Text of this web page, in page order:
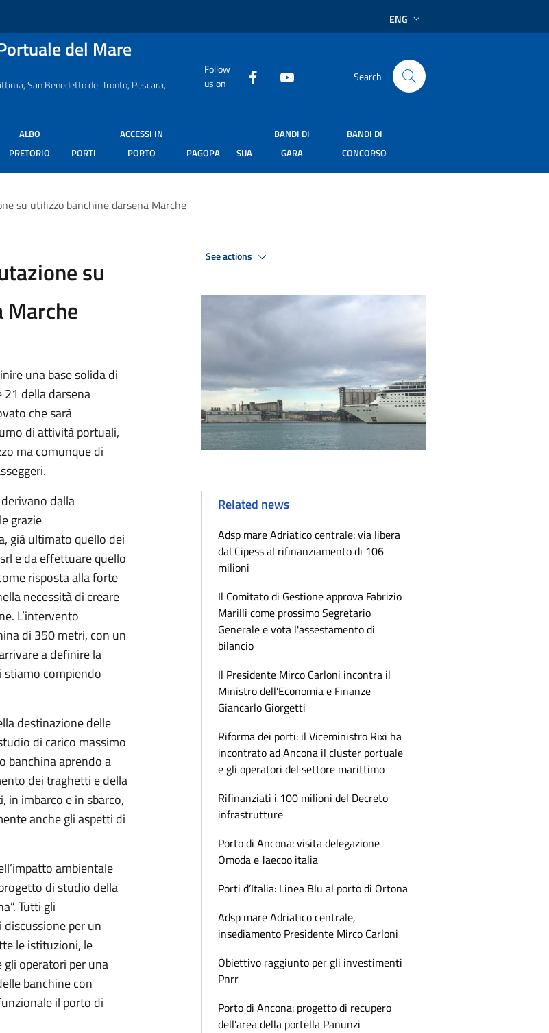
ENG
del Mare
San Benedetto del Tronto, Pescara,
Follow
us on
Search
ALBO
PRETORIO
PORTI
ACCESSI IN
PORTO
PAGOPA SUA
BANDI DI
GARA
BANDI DI
CONCORSO
su utilizzo banchine darsena Marche
su
Marche
una base solida di
della darsena
che sarà
di attività portuali,
ma comunque di
dalla
grazie
già ultimato quello dei
e da effettuare quello
risposta alla forte
necessità di creare
L’intervento
di 350 metri, con un
a definire la
stiamo compiendo
destinazione delle
di carico massimo
banchina aprendo a
dei traghetti e della
in imbarco e in sbarco,
anche gli aspetti di
ambientale
di studio della
Tutti gli
per un
le istituzioni, le
operatori per una
banchine con
il porto di
See actions
Related news
Adsp mare Adriatico centrale: via libera
dal Cipess al rifinanziamento di 106
milioni
Il Comitato di Gestione approva Fabrizio
Marilli come prossimo Segretario
Generale e vota l'assestamento di
bilancio
Il Presidente Mirco Carloni incontra il
Ministro dell'Economia e Finanze
Giancarlo Giorgetti
Riforma dei porti: il Viceministro Rixi ha
incontrato ad Ancona il cluster portuale
e gli operatori del settore marittimo
Rifinanziati i 100 milioni del Decreto
infrastrutture
Porto di Ancona: visita delegazione
Omoda e Jaecoo italia
Porti d’Italia: Linea Blu al porto di Ortona
Adsp mare Adriatico centrale,
insediamento Presidente Mirco Carloni
Obiettivo raggiunto per gli investimenti
Pnrr
Porto di Ancona: progetto di recupero
dell'area della portella Panunzi